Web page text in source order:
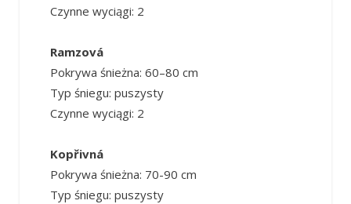
Czynne wyciągi: 2
Ramzová
Pokrywa śnieżna: 60–80 cm
Typ śniegu: puszysty
Czynne wyciągi: 2
Kopřivná
Pokrywa śnieżna: 70-90 cm
Typ śniegu: puszysty